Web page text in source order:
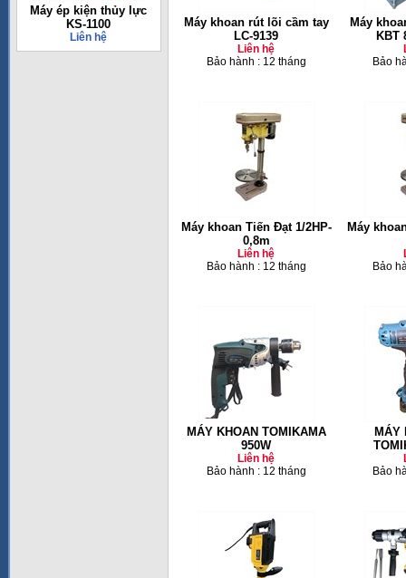
Máy ép kiện thủy lực
KS-1100
Liên hệ
Máy khoan rút lõi cầm tay
LC-9139
Liên hệ
Bảo hành : 12 tháng
Máy
KBT
Bảo
Máy khoan Tiến Đạt 1/2HP-
0,8m
Liên hệ
Bảo hành : 12 tháng
Máy
Bảo
MÁY KHOAN TOMIKAMA
950W
Liên hệ
Bảo hành : 12 tháng
MÁY
Bảo